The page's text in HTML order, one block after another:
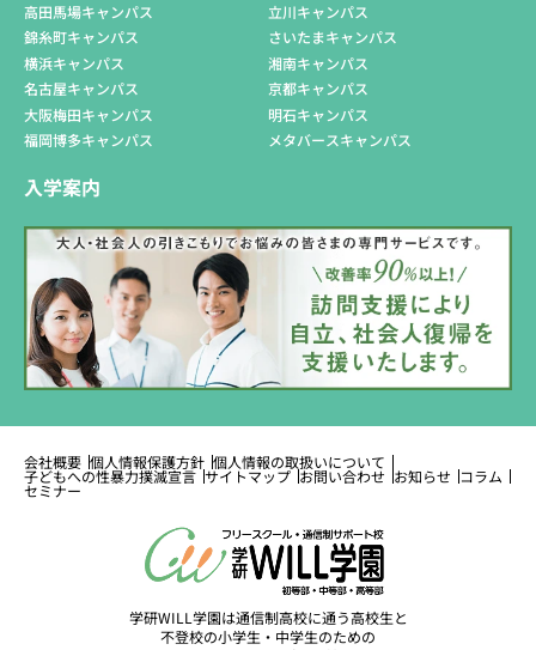
高田馬場キャンパス
立川キャンパス
錦糸町キャンパス
さいたまキャンパス
横浜キャンパス
湘南キャンパス
名古屋キャンパス
京都キャンパス
大阪梅田キャンパス
明石キャンパス
福岡博多キャンパス
メタバースキャンパス
入学案内
会社概要 個人情報保護方針 個人情報の取扱いについて
子どもへの性暴力撲滅宣言 サイトマップ お問い合わせ お知らせ コラム
セミナー
学研WILL学園は通信制高校に通う高校生と
不登校の小学生・中学生のための